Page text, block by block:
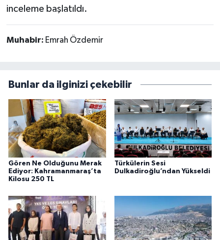
inceleme başlatıldı.
Muhabir: Emrah Özdemir
Bunlar da ilginizi çekebilir
Gören Ne Olduğunu Merak
Ediyor: Kahramanmaraş’ta
Kilosu 250 TL
Türkülerin Sesi
Dulkadiroğlu’ndan Yükseldi